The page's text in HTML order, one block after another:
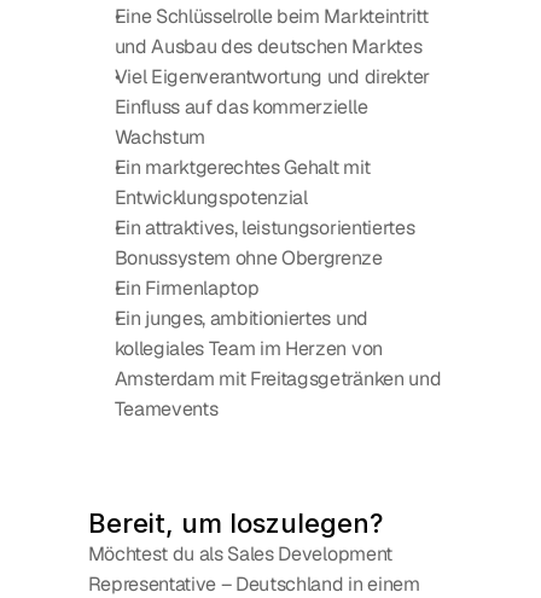
Eine Schlüsselrolle beim Markteintritt
und Ausbau des deutschen Marktes
Viel Eigenverantwortung und direkter
Einfluss auf das kommerzielle
Wachstum
Ein marktgerechtes Gehalt mit
Entwicklungspotenzial
Ein attraktives, leistungsorientiertes
Bonussystem ohne Obergrenze
Ein Firmenlaptop
Ein junges, ambitioniertes und
kollegiales Team im Herzen von
Amsterdam mit Freitagsgetränken und
Teamevents
Bereit, um loszulegen?
Möchtest du als Sales Development
Representative – Deutschland in einem